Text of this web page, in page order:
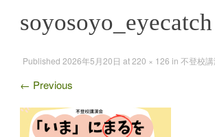
content
soyosoyo_eyecatch
Published 2026年5月20日 at220 × 126 in 不登校
← Previous